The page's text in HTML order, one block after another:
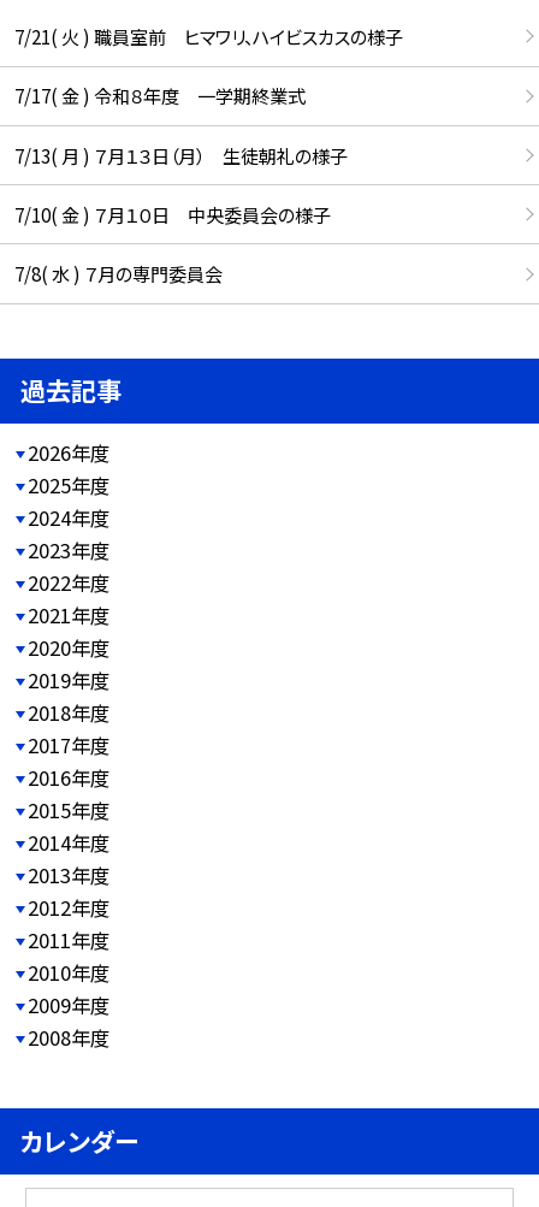
7/21( 火 ) 職員室前 ヒマワリ、ハイビスカスの様子
7/17( 金 ) 令和８年度 一学期終業式
7/13( 月 ) ７月１３日（月） 生徒朝礼の様子
7/10( 金 ) ７月１０日 中央委員会の様子
7/8( 水 ) ７月の専門委員会
過去記事
2026年度
2025年度
2024年度
2023年度
2022年度
2021年度
2020年度
2019年度
2018年度
2017年度
2016年度
2015年度
2014年度
2013年度
2012年度
2011年度
2010年度
2009年度
2008年度
カレンダー